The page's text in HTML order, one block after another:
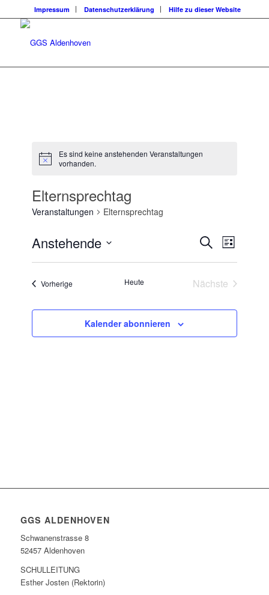
Impressum Datenschutzerklärung Hilfe zu dieser Website
Es sind keine anstehenden Veranstaltungen
vorhanden.
Elternsprechtag
Veranstaltungen Elternsprechtag
Suche
und
SucheListe
Anstehende
Vorherige VeranstaltungenHeute
Nächste
Kalender abonnieren
GGS ALDENHOVEN
Schwanenstrasse 8
52457 Aldenhoven
SCHULLEITUNG
Esther Josten (Rektorin)